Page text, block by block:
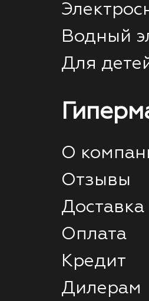
Водный
Для
О
Отзывы
Доставка
Оплата
Кредит
Дилерам